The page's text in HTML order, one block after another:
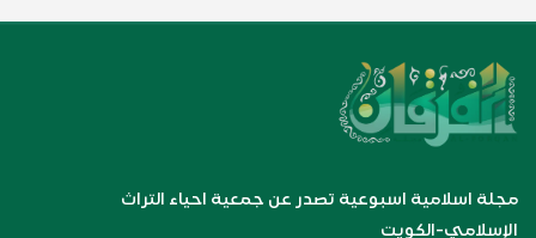
مجلة اسلامية اسبوعية تصدر عن جمعية احياء التراث
الإسلامي-الكويت